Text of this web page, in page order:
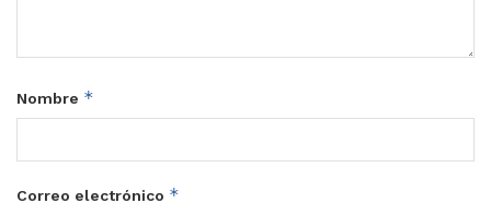
Nombre *
Correo electrónico *